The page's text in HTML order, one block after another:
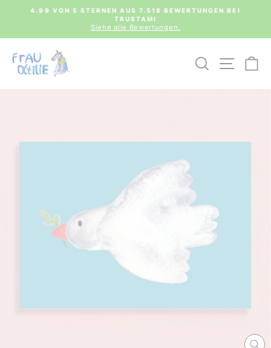
Pause
Diashow
4.99 VON 5 STERNEN AUS 7.518 BEWERTUNGEN BEI
TRUSTAMI
Siehe alle Bewertungen.
SUCHE